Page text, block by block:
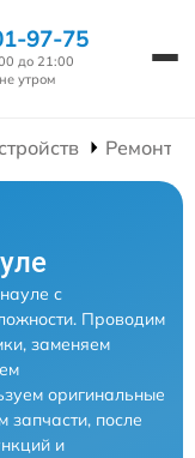
97-75
до 21:00
утром
Ремонт
с
Проводим
заменяем
оригинальные
запчасти, после
и